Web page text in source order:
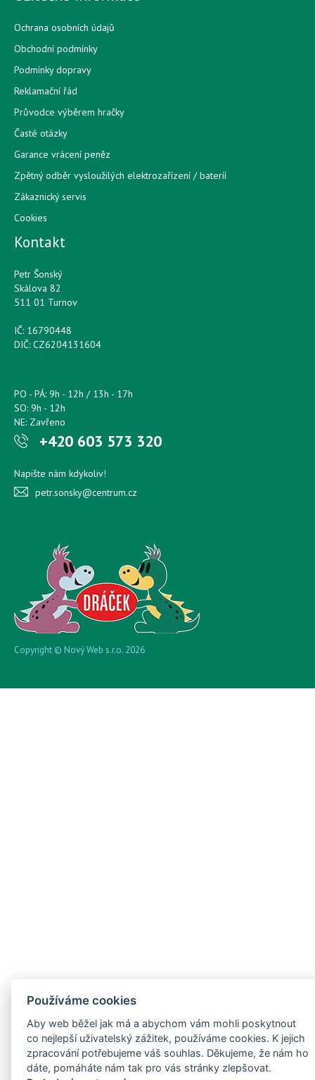
Ochrana osobních údajů
Obchodní podmínky
Podmínky dopravy
Reklamační řád
Průvodce výběrem hračky
Časté otázky
Garance vrácení peněz
Zpětný odběr vysloužilých elektrozařízení / bateríí
Zákaznický servis
Cookies
Kontakt
Petr Šonský
Skálova 82
511 01 Turnov
IČ: 16790448
DIČ: CZ6204131604
PO - PÁ: 9h - 12h / 13h - 17h
SO: 9h - 12h
NE: Zavřeno
+420 603 573 320
Napište nám kdykoliv!
petr.sonsky@centrum.cz
Copyright © Nový Web s.r.o. 2026
Používáme cookies
Aby web běžel jak má a abychom vám mohli poskytnout
co nejlepší uživatelský zážitek, používáme cookies. K jejich
zpracování potřebujeme váš souhlas. Děkujeme, že nám ho
dáte, pomáháte nám tak pro vás stránky zlepšovat.